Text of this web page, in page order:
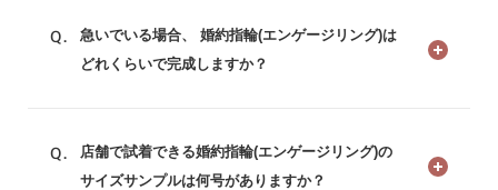
急いでいる場合、 婚約指輪(エンゲージリング)は
どれくらいで完成しますか？
店舗で試着できる婚約指輪(エンゲージリング)の
サイズサンプルは何号がありますか？